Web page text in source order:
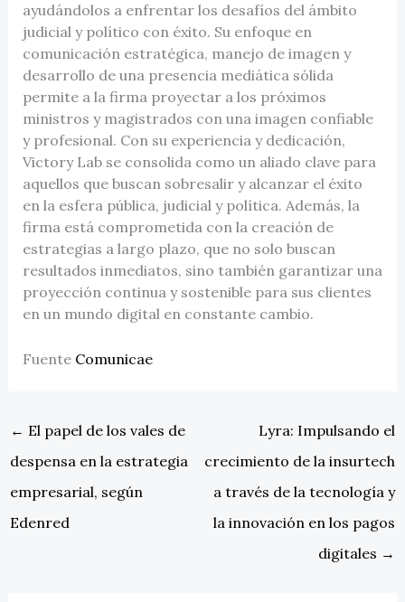
ayudándolos a enfrentar los desafíos del ámbito
judicial y político con éxito. Su enfoque en
comunicación estratégica, manejo de imagen y
desarrollo de una presencia mediática sólida
permite a la firma proyectar a los próximos
ministros y magistrados con una imagen confiable
y profesional. Con su experiencia y dedicación,
Victory Lab se consolida como un aliado clave para
aquellos que buscan sobresalir y alcanzar el éxito
en la esfera pública, judicial y política. Además, la
firma está comprometida con la creación de
estrategias a largo plazo, que no solo buscan
resultados inmediatos, sino también garantizar una
proyección continua y sostenible para sus clientes
en un mundo digital en constante cambio.
Fuente Comunicae
← El papel de los vales de
despensa en la estrategia
empresarial, según
Edenred
Lyra: Impulsando el
crecimiento de la insurtech
a través de la tecnología y
la innovación en los pagos
digitales →